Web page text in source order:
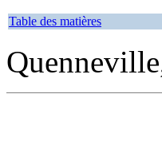
Table des matières